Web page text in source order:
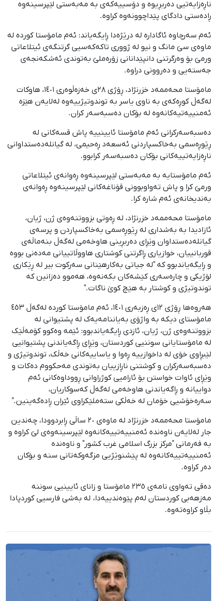
ناڕەزایەتیی دەربڕیوە و دۆسییەکەی بە مەبەستی لێپرسینەوە
ڕادەستی دادگای پێداچوونەوە کراوە.
ئەم سەرچاوە ئاگادارە لە درێژەدا ڕایگەیاند: ئەم مامۆستا کوردە لە
ماوەی سێ مانگ و نیو لە ژووری تاکەکەسیی گرتنگەی ئیتلاعاتی
ورمێ بۆ وەرگرتنی دانپێدانانی زۆرەملێ بەتوندی ئەشکەنجەی
جەستەیی و دەروونی دراوە.
مامۆستا محەممەد خزرنژاد، ڕۆژی ٢٨ی خەزەڵوەری ١٤٠١، هاوکات
لەگەڵ کوڕەکەی بە ناوی یاسر بە توندوتیژییەوە لەلایەن هێزە
ئەمنییەتیەکانەوە لە بۆکان دەسبەسەر کران.
دەسبەسەرکرانی ئەم مامۆستا ئایینییە پاش قسەکانی لە
ڕێوڕەسمی بەخاکسپاردنی ئەسعەد ڕەحیمی، لە گیانلەدەستداوانی
ناڕەزایەتییەکانی بۆکان دەسبەسەر کرابوو.
ئەم مامۆستایە بە مەبەستی لێپرسینەوە ڕەوانەی ئیتلاعاتی
ورمێ کرا و پاش تەواوبوونی قۆناغەکانی لێپرسینەوە ڕەوانەی
بەندیخانەی ئەم شارە کرا.
مامۆستا محەممەد خزرنژاد، لە ڕەوتی بزووتنەوەی ژن، ژیان،
ئازادیدا بە بەشداری لە ڕێوڕەسمی بەخاکسپاردن و پرسەی
گیانلەدەستداوان وێڕای دەربڕینی هاوخەمی لەگەڵ بنەماڵەی
قوربانییان، خوازیاری ڕاگرتنی کوشتاری هاووڵاتییانی مەدەنی بووە
و ڕایگەیاندبوو کە "لە جیاتی بەکارهێنانی سەرکوت بیر لە ڕێکاری
لۆژیکی و چارەسەری کێشەکان بکەنەوە، هەموو دەزانین کە
توندوتیژی و کوشتار بە هێچ کوێ ناگات."
هەروەها ڕۆژی ١٢ی ڕەزبەری ١٤٠١، ئەم مامۆستا کوردە لەگەڵ ٤٥٣
مامۆستای دیکە بە واژۆی بەیاننامەیەک لە پشتیوانی لە
بزووتنەوەی ژن، ژیان، ئازدی ڕایگەیاندبوو: ئێمە وەکوو کۆمەڵێک
لە مامۆستایانی سوننیی کوردستان، وێڕای ڕاگەیاندنی پشتیوانیی
لێبڕاوی خۆی لە داخوازییە ڕەوا و یاساییەکانی خەڵک، توندوتیژی و
دەسبەسەرکران و کوشتنی ناڕازییان بەتوندی مەحکووم دەکات و
وێڕای ئاوات خواستن بۆ ئارامیی کوژراوانی ڕووداوەکانی ئەم
دواییانە و ڕاگەیاندنی هاوخەمی لەگەڵ کەسوکاریان،
سەرەخۆشیی خۆمان لە خەڵکی ستەملێکراوی ئێران ڕادەگەینین."
مامۆستا محەممەد خزرنژاد لە ماوەی ٢٠ ساڵی ڕابردوودا، چەندین
جار لەلایەن ناوەندە ئەمنییەتییەکانەوە لێپرسینەوەی لێ کراوە و
بە فەرمانی "مرکز بزرگ اسلامی غرب کشور" و ناوەندە
ئەمنییەتییەکانەوە لە پێشنوێژیی مزگەوکەتانی سنە و بۆکان
دەر کراوە.
دەقی تەواوی نامەی ٢٣٥ مامۆستا و زانای ئایینیی سوننە
مەزهەبی کوردستان لەم پێوەندییەدا، لە بەشی فارسیی کوردپادا
بڵاو کراوەتەوە.